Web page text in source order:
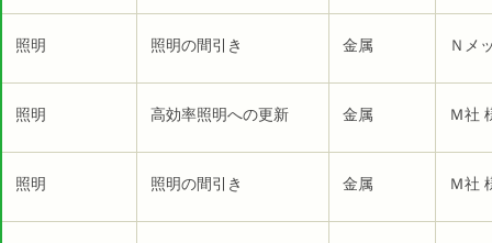
照明 照明の間引き 金属 Ｎメ
照明 高効率照明への更新 金属 Ｍ社
照明 照明の間引き 金属 Ｍ社